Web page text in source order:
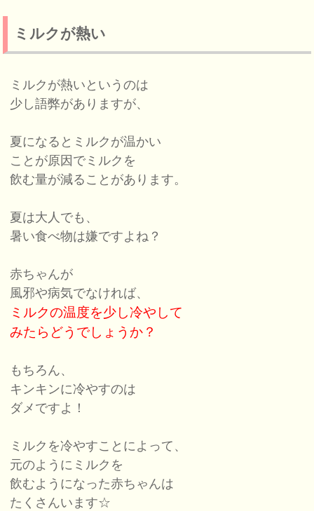
ミルクが熱い
ミルクが熱いというのは
少し語弊がありますが、
夏になるとミルクが温かい
ことが原因でミルクを
飲む量が減ることがあります。
夏は大人でも、
暑い食べ物は嫌ですよね？
赤ちゃんが
風邪や病気でなければ、
ミルクの温度を少し冷やして
みたらどうでしょうか？
もちろん、
キンキンに冷やすのは
ダメですよ！
ミルクを冷やすことによって、
元のようにミルクを
飲むようになった赤ちゃんは
たくさんいます☆